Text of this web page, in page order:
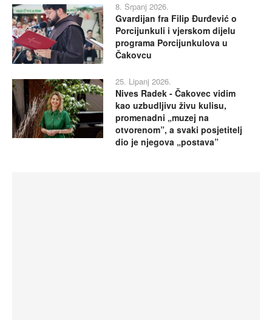
8. Srpanj 2026.
Gvardijan fra Filip Đurđević o
Porcijunkuli i vjerskom dijelu
programa Porcijunkulova u
Čakovcu
25. Lipanj 2026.
Nives Radek - Čakovec vidim
kao uzbudljivu živu kulisu,
promenadni „muzej na
otvorenom”, a svaki posjetitelj
dio je njegova „postava”